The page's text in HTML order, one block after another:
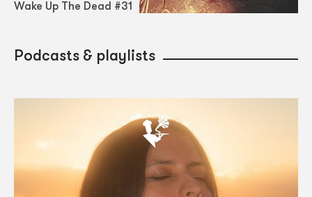
Wake Up The Dead #31
Podcasts & playlists